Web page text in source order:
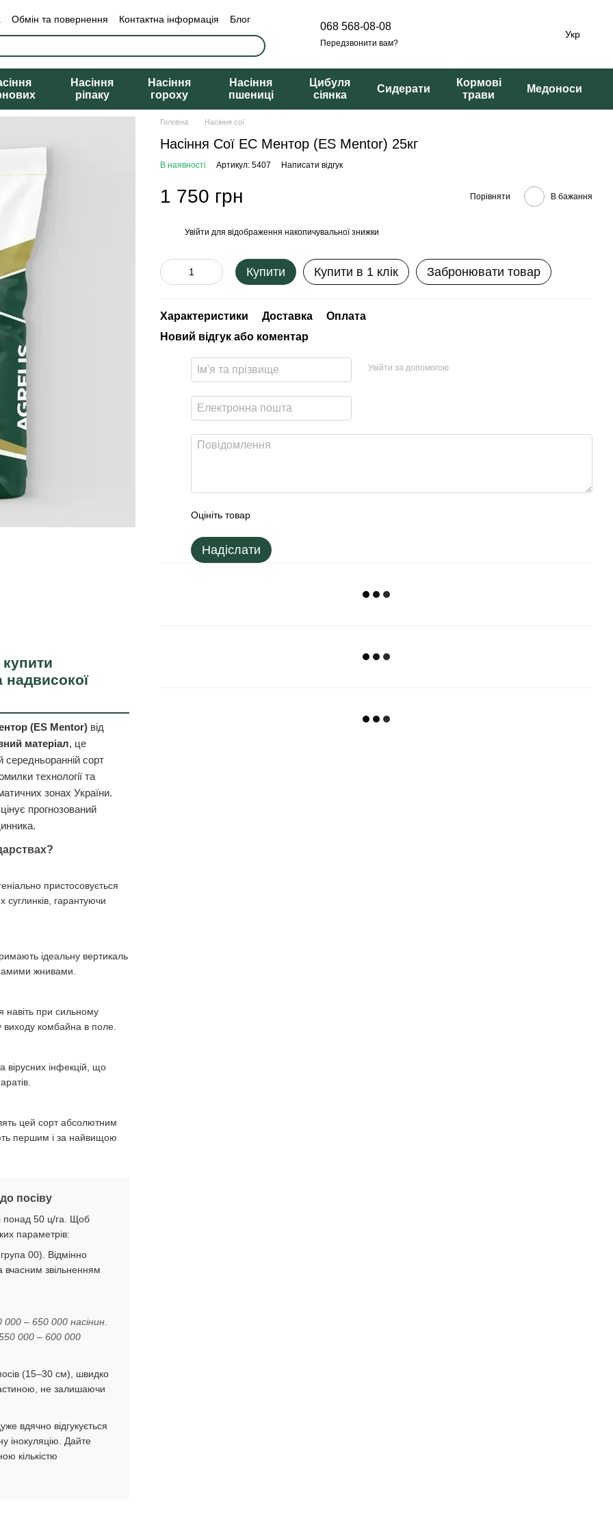
Обмін та повернення Контактна інформація Блог
068 568-08-08
Передзвонити вам?
Укр
Насіння
ріпаку
Насіння
гороху
Насіння
пшениці
Цибуля
сіянка
Сидерати
Кормові
трави
Медоноси
надвисокої
(ES Mentor) від
матеріал, це
сорт
технології та
зонах України.
прогнозований
пристосовується
суглинків, гарантуючи
ідеальну вертикаль
жнивами.
навіть при сильному
комбайна в поле.
вірусних інфекцій, що
цей сорт абсолютним
першим і за найвищою
посіву
понад 50 ц/га. Щоб
параметрів:
00). Відмінно
вчасним звільненням
– 650 000 насінин.
000 – 600 000
(15–30 см), швидко
не залишаючи
вдячно відгукується
інокуляцію. Дайте
кількістю
Головна Насіння сої
Насіння Сої ЕС Ментор (ES Mentor) 25кг
В наявності Артикул: 5407 Написати відгук
1 750 грн Порівняти В бажання
Увійти для відображення накопичувальної знижки
Купити Купити в 1 клік Забронювати товар
Характеристики Доставка
Оплата
Новий відгук або коментар
Увійти за допомогою
Оцініть товар
Надіслати